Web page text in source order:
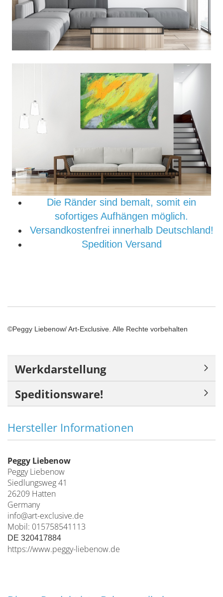
Die Ränder sind bemalt, somit ein
sofortiges Aufhängen möglich.
Versandkostenfrei innerhalb Deutschland!
Spedition Versand
©Peggy Liebenow/ Art-Exclusive. Alle Rechte vorbehalten
Werkdarstellung
Speditionsware!
Hersteller Informationen
Peggy Liebenow
Peggy Liebenow
Siedlungsweg 41
26209 Hatten
Germany
info@art-exclusive.de
Mobil: 015758541113
DE 320417884
https://www.peggy-liebenow.de